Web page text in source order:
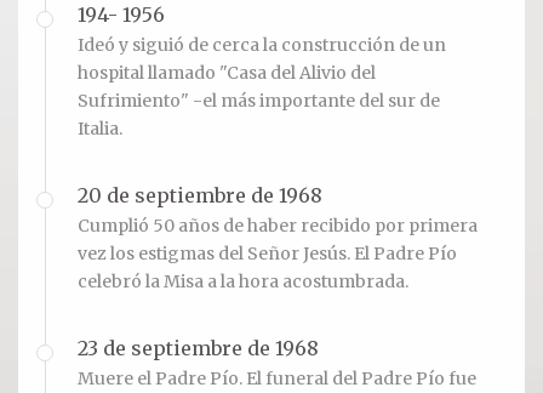
194- 1956
Ideó y siguió de cerca la construcción de un
hospital llamado "Casa del Alivio del
Sufrimiento" -el más importante del sur de
Italia.
20 de septiembre de 1968
Cumplió 50 años de haber recibido por primera
vez los estigmas del Señor Jesús. El Padre Pío
celebró la Misa a la hora acostumbrada.
23 de septiembre de 1968
Muere el Padre Pío. El funeral del Padre Pío fue